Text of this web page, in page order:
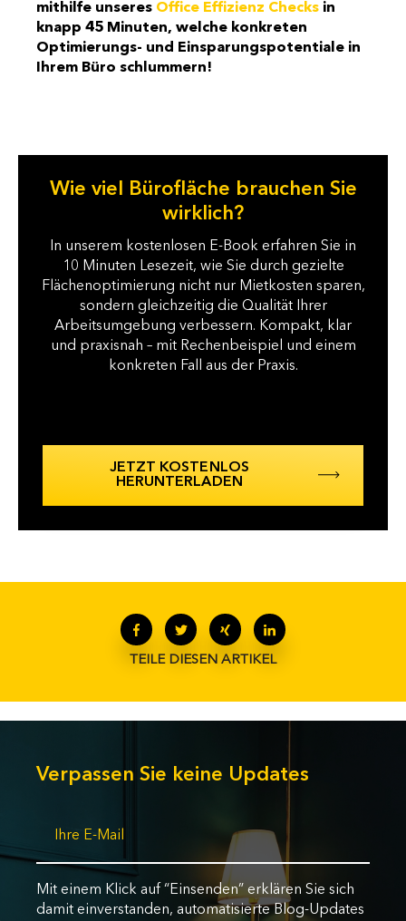
mithilfe unseres Office Effizienz Checks in
knapp 45 Minuten, welche konkreten
Optimierungs- und Einsparungspotentiale in
Ihrem Büro schlummern!
Wie viel Bürofläche brauchen Sie
wirklich?
In unserem kostenlosen E-Book erfahren Sie in
10 Minuten Lesezeit, wie Sie durch gezielte
Flächenoptimierung nicht nur Mietkosten sparen,
sondern gleichzeitig die Qualität Ihrer
Arbeitsumgebung verbessern. Kompakt, klar
und praxisnah – mit Rechenbeispiel und einem
konkreten Fall aus der Praxis.
JETZT KOSTENLOS
HERUNTERLADEN
TEILE DIESEN ARTIKEL
Verpassen Sie keine Updates
Mit einem Klick auf “Einsenden” erklären Sie sich
damit einverstanden, automatisierte Blog-Updates